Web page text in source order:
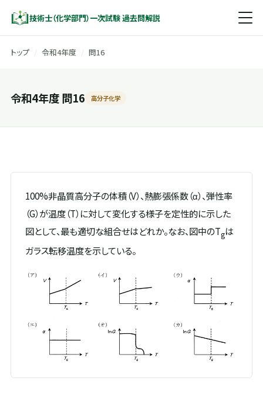
技術士（化学部門）一次試験 過去問解説
トップ 令和4年度 問16
令和4年度 問16 高分子化学
100%非晶質高分子の体積（V）、熱膨張係数（α）、弾性率
（G）が温度（T）に対して変化する様子を定性的に示した
図として、最も適切な組合せはどれか。なお、図中のTgは
ガラス転移温度を示している。